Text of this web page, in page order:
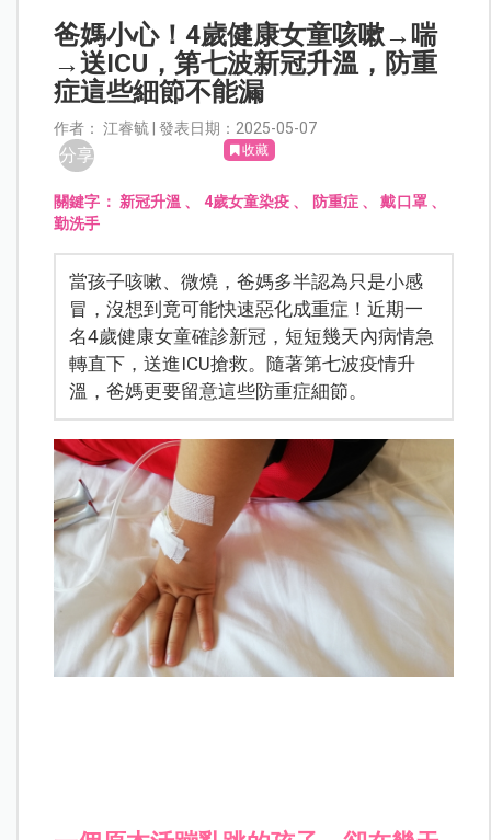
爸媽小心！4歲健康女童咳嗽→喘
→送ICU，第七波新冠升溫，防重
症這些細節不能漏
作者： 江睿毓 | 發表日期：2025-05-07
分享 收藏
關鍵字： 新冠升溫 、 4歲女童染疫 、 防重症 、戴口罩、
勤洗手
當孩子咳嗽、微燒，爸媽多半認為只是小感
冒，沒想到竟可能快速惡化成重症！近期一
名4歲健康女童確診新冠，短短幾天內病情急
轉直下，送進ICU搶救。隨著第七波疫情升
溫，爸媽更要留意這些防重症細節。